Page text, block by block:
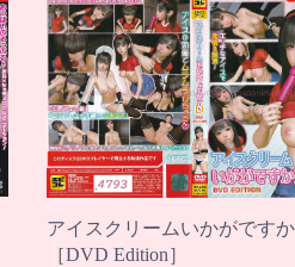
アイスクリームいかがです
［DVD Edition］